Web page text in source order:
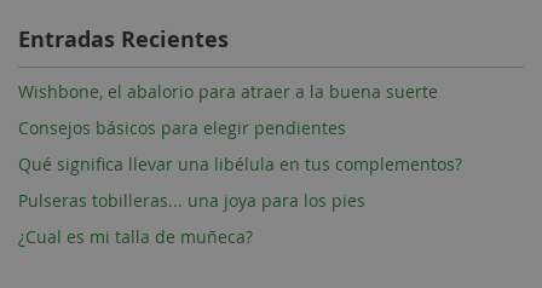
Entradas Recientes
Wishbone, el abalorio para atraer a la buena suerte
Consejos básicos para elegir pendientes
Qué significa llevar una libélula en tus complementos?
Pulseras tobilleras... una joya para los pies
¿Cual es mi talla de muñeca?